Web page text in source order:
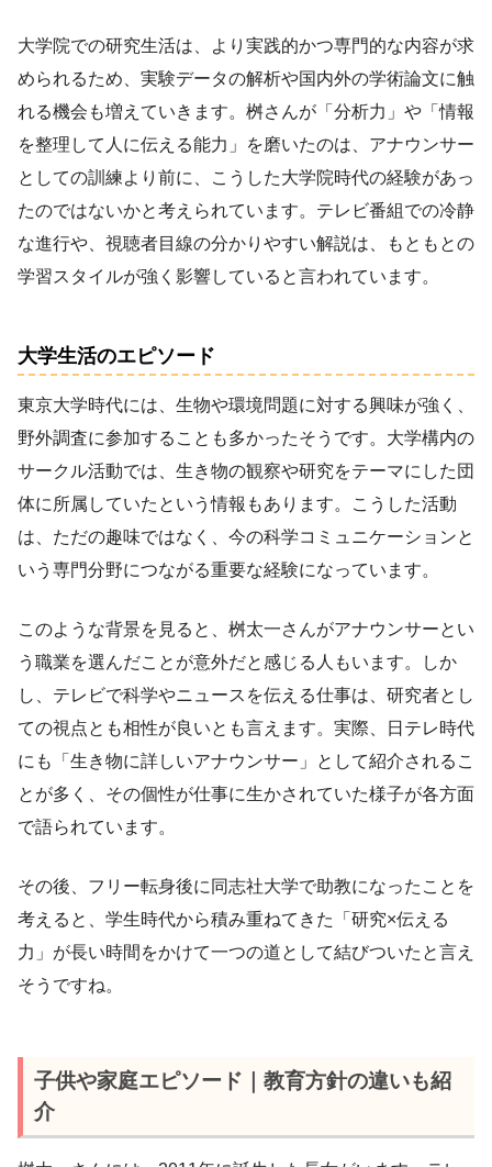
大学院での研究生活は、より実践的かつ専門的な内容が求
められるため、実験データの解析や国内外の学術論文に触
れる機会も増えていきます。桝さんが「分析力」や「情報
を整理して人に伝える能力」を磨いたのは、アナウンサー
としての訓練より前に、こうした大学院時代の経験があっ
たのではないかと考えられています。テレビ番組での冷静
な進行や、視聴者目線の分かりやすい解説は、もともとの
学習スタイルが強く影響していると言われています。
大学生活のエピソード
東京大学時代には、生物や環境問題に対する興味が強く、
野外調査に参加することも多かったそうです。大学構内の
サークル活動では、生き物の観察や研究をテーマにした団
体に所属していたという情報もあります。こうした活動
は、ただの趣味ではなく、今の科学コミュニケーションと
いう専門分野につながる重要な経験になっています。
このような背景を見ると、桝太一さんがアナウンサーとい
う職業を選んだことが意外だと感じる人もいます。しか
し、テレビで科学やニュースを伝える仕事は、研究者とし
ての視点とも相性が良いとも言えます。実際、日テレ時代
にも「生き物に詳しいアナウンサー」として紹介されるこ
とが多く、その個性が仕事に生かされていた様子が各方面
で語られています。
その後、フリー転身後に同志社大学で助教になったことを
考えると、学生時代から積み重ねてきた「研究×伝える
力」が長い時間をかけて一つの道として結びついたと言え
そうですね。
子供や家庭エピソード｜教育方針の違いも紹
介